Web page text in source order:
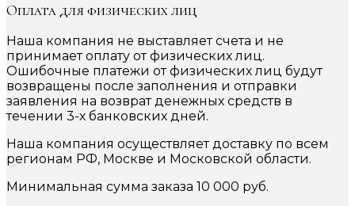
Оплата для физических лиц
Наша компания не выставляет счета и не
принимает оплату от физических лиц.
Ошибочные платежи от физических лиц будут
возвращены после заполнения и отправки
заявления на возврат денежных средств в
течении 3-х банковских дней.
Наша компания осуществляет доставку по всем
регионам РФ, Москве и Московской области.
Минимальная сумма заказа 10 000 руб.